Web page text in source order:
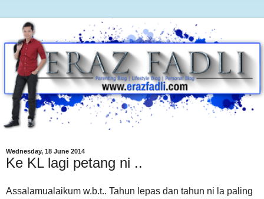
Wednesday, 18 June 2014
Ke KL lagi petang ni ..
Assalamualaikum w.b.t.. Tahun lepas dan tahun ni la paling